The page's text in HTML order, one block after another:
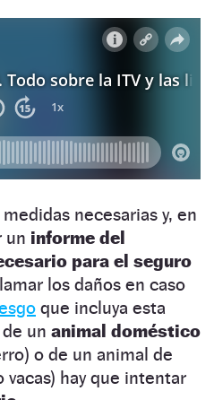
necesarias y, en
un informe del
para el seguro
los daños en caso
que incluya esta
un animal doméstico
o de un animal de
vacas) hay que intentar